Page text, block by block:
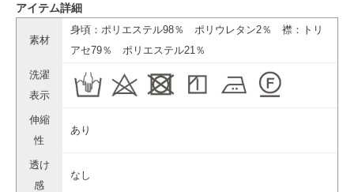
アイテム詳細
素材
身頃：ポリエステル98％ ポリウレタン2％ 襟：トリ
アセ79％ ポリエステル21％
洗濯
表示
伸縮
性
あり
透け
感
なし